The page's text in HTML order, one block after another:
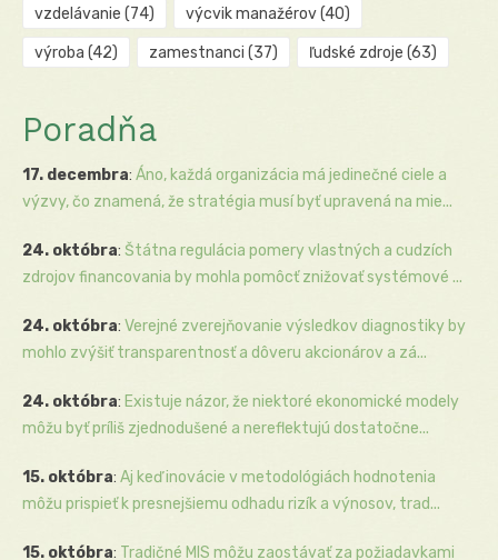
vzdelávanie (74) výcvik manažérov(40)
výroba (42) zamestnanci (37) ľudské zdroje (63)
Poradňa
17. decembra: Áno, každá organizácia má jedinečné ciele a
výzvy, čo znamená, že stratégia musí byť upravená na mie...
24. októbra: Štátna regulácia pomery vlastných a cudzích
zdrojov financovania by mohla pomôcť znižovať systémové ...
24. októbra: Verejné zverejňovanie výsledkov diagnostiky by
mohlo zvýšiť transparentnosť a dôveru akcionárov a zá...
24. októbra: Existuje názor, že niektoré ekonomické modely
môžu byť príliš zjednodušené a nereflektujú dostatočne...
15. októbra: Aj keď inovácie v metodológiách hodnotenia
môžu prispieť k presnejšiemu odhadu rizík a výnosov, trad...
15. októbra: Tradičné MIS môžu zaostávať za požiadavkami